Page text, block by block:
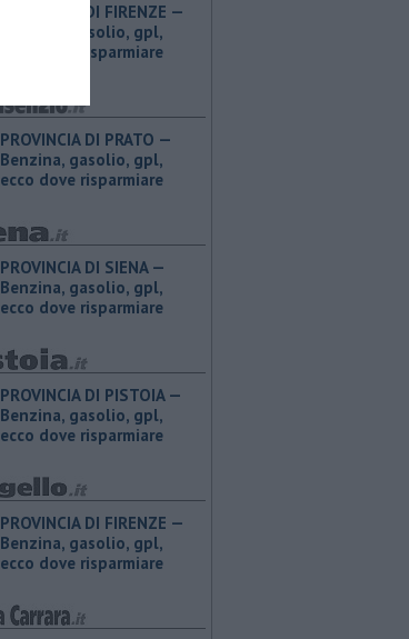
PROVINCIA DI FIRENZE — ​
Benzina, gasolio, gpl,
ecco dove risparmiare
PROVINCIA DI PRATO — ​
Benzina, gasolio, gpl,
ecco dove risparmiare
PROVINCIA DI SIENA — ​
Benzina, gasolio, gpl,
ecco dove risparmiare
PROVINCIA DI PISTOIA — ​
Benzina, gasolio, gpl,
ecco dove risparmiare
PROVINCIA DI FIRENZE — ​
Benzina, gasolio, gpl,
ecco dove risparmiare